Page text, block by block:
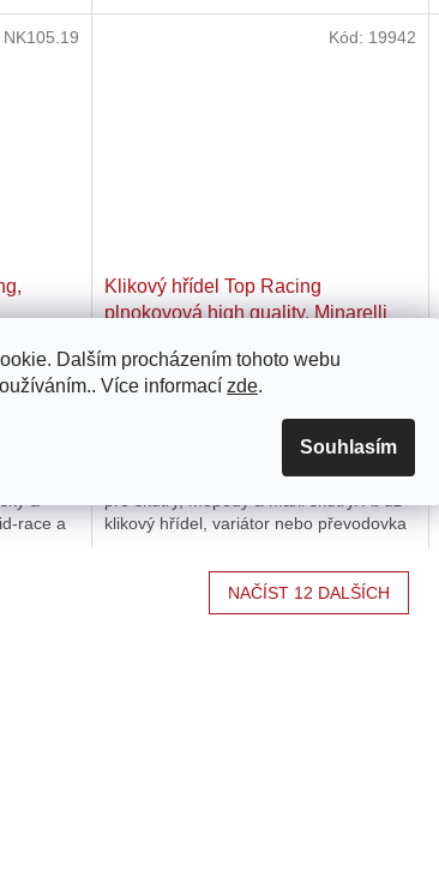
Dalším procházením tohoto webu
Více informací zde.
Souhlasím
race a
NK105.19
Klikový hřídel Top Racing
plnokovová high quality, Minarelli
Motobi, Ride, CPI, 1E40MA,
1E40MB
Skladem u dodavatele
Portugalský specialista na tuning vyrábí
více než 50 let standardní a závodní díly
klikový hřídel, variátor nebo převodovka
Kód: 19942
NAČÍST 12 DALŠÍCH